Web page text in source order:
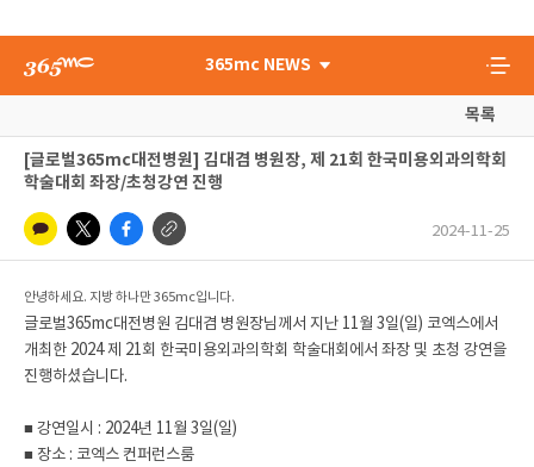
365mc NEWS
목록
[글로벌365mc대전병원] 김대겸 병원장, 제 21회 한국미용외과의학회
학술대회 좌장/초청강연 진행
2024-11-25
안녕하세요. 지방 하나만 365mc입니다.
글로벌365mc대전병원 김대겸 병원장님께서 지난 11월 3일(일) 코엑스에서
개최한 2024 제 21회 한국미용외과의학회 학술대회에서 좌장 및 초청 강연을
진행하셨습니다.
■ 강연일시 : 2024년 11월 3일(일)
■ 장소 : 코엑스 컨퍼런스룸